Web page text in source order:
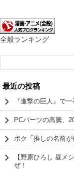
全般ランキング
索:
最近の投稿
『進撃の巨人』で
PCパーツの高騰、
ボク「推しの名前
【野原ひろし 昼メ
ぜ！